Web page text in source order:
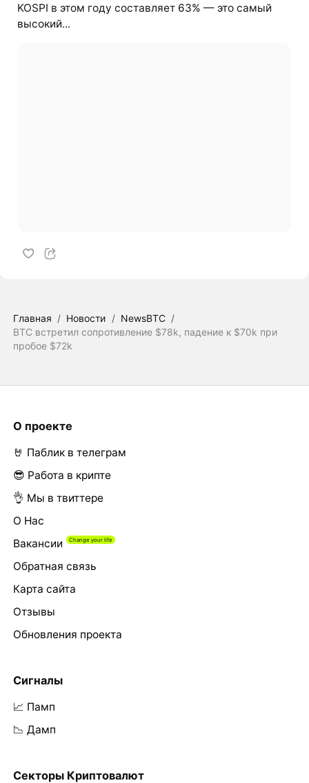
KOSPI в этом году составляет 63% — это самый
высокий...
Главная / Новости / NewsBTC /
BTC встретил сопротивление $78k, падение к $70k при
пробое $72k
О проекте
🤘 Паблик в телеграм
😎 Работа в крипте
👌 Мы в твиттере
О Нас
Вакансии
Обратная связь
Карта сайта
Отзывы
Обновления проекта
Сигналы
📈 Памп
📉 Дамп
Секторы Криптовалют